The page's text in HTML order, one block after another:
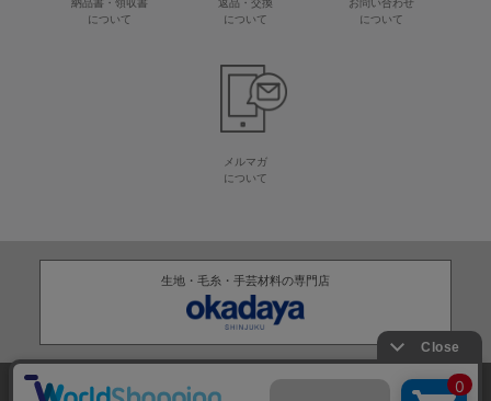
について
について
について
メルマガ
について
生地・毛糸・手芸材料の専門店